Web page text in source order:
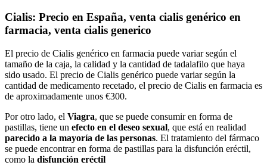
Cialis: Precio en España, venta cialis genérico en
farmacia, venta cialis generico
El precio de Cialis genérico en farmacia puede variar según el
tamaño de la caja, la calidad y la cantidad de tadalafilo que haya
sido usado. El precio de Cialis genérico puede variar según la
cantidad de medicamento recetado, el precio de Cialis en farmacia es
de aproximadamente unos €300.
Por otro lado, el Viagra, que se puede consumir en forma de
pastillas, tiene un efecto en el deseo sexual, que está en realidad
parecido a la mayoría de las personas. El tratamiento del fármaco
se puede encontrar en forma de pastillas para la disfunción eréctil,
como la disfunción eréctil